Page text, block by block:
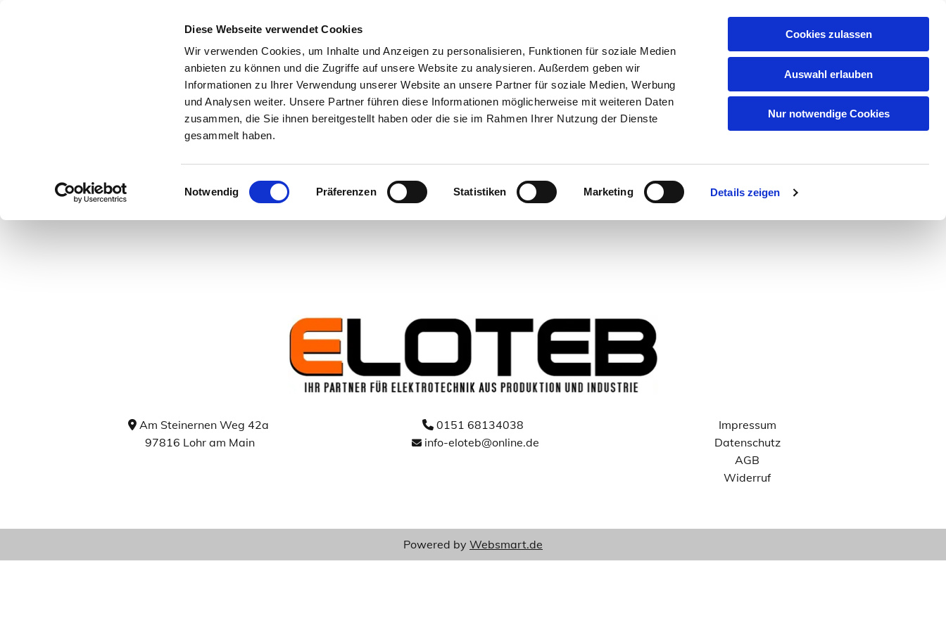
Diese Webseite verwendet Cookies
Wir verwenden Cookies, um Inhalte und Anzeigen zu personalisieren, Funktionen für soziale Medien
anbieten zu können und die Zugriffe auf unsere Website zu analysieren. Außerdem geben wir
Informationen zu Ihrer Verwendung unserer Website an unsere Partner für soziale Medien, Werbung
und Analysen weiter. Unsere Partner führen diese Informationen möglicherweise mit weiteren Daten
zusammen, die Sie ihnen bereitgestellt haben oder die sie im Rahmen Ihrer Nutzung der Dienste
gesammelt haben.
Einwilligungsauswahl
Notwendig Präferenzen Statistiken Marketing Details zeigen
Cookies zulassen
Auswahl erlauben
Nur notwendige Cookies
Shop
Artikelsuche
Warenkorb
Über uns Leistungen Reparaturservice Produktkatalog Referenzen Ankauf Qualität Partner/Marken Kontakt
Hier geht es zu unserenAGB, zum Widerrufsrecht, zum Impressum und zu unserem Datenschutz.
Am Steinernen Weg 42a
97816 Lohr am Main
 0151 68134038
 info-eloteb@online.de
Impressum
Datenschutz
AGB
Widerruf
Powered by Websmart.de